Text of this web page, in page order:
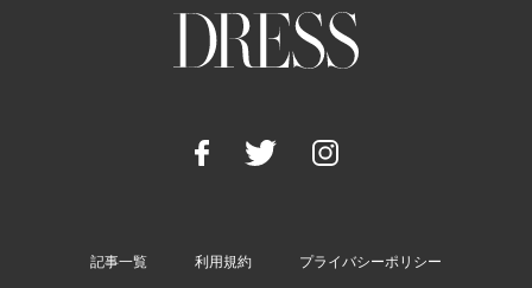
記事一覧 利用規約 プライバシーポリシー